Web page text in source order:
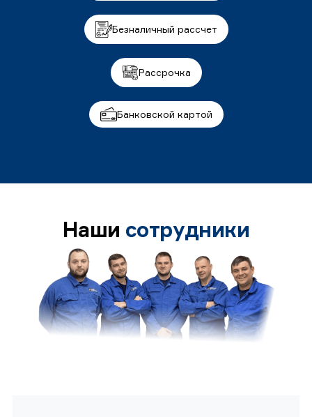
Безналичный рассчет
Рассрочка
Банковской картой
Наши сотрудники